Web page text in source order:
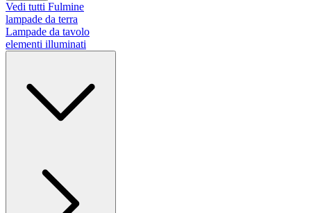
Vedi tutti Fulmine
lampade da terra
Lampade da tavolo
elementi illuminati